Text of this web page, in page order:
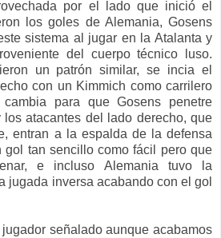
por el lado que inició el
los goles de Alemania, Gosens
sistema al jugar en la Atalanta y
del cuerpo técnico luso.
un patrón similar, se incia el
con un Kimmich como carrilero
para que Gosens penetre
atacantes del lado derecho, que
entran a la espalda de la defensa
gol tan sencillo como fácil pero que
e incluso Alemania tuvo la
jugada inversa acabando con el gol
señalado aunque acabamos